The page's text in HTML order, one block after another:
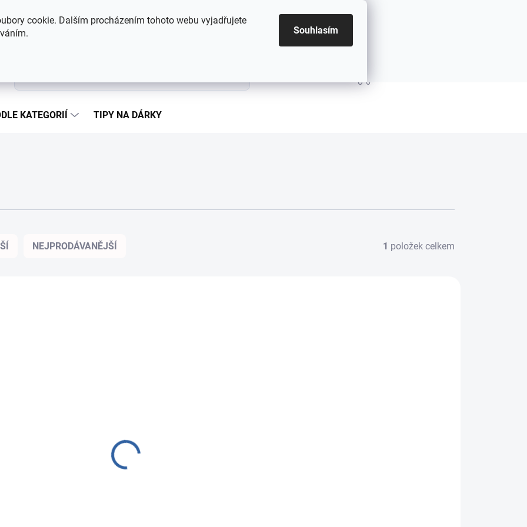
cookie. Dalším procházením tohoto webu vyjadřujete
Souhlasím
Hodnocení obchodu Kontakty
KATEGORIÍ TIPY NA DÁRKY
NEJPRODÁVANĚJŠÍ 1 položek celkem